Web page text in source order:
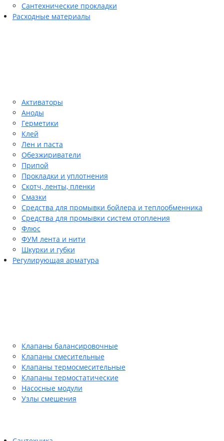
Сантехнические прокладки
Расходные материалы
Активаторы
Аноды
Герметики
Клей
Лен и паста
Обезжириватели
Припой
Прокладки и уплотнения
Скотч, ленты, пленки
Смазки
Средства для промывки бойлера и теплообменника
Средства для промывки систем отопления
Флюс
ФУМ лента и нити
Шкурки и губки
Регулирующая арматура
Клапаны балансировочные
Клапаны смесительные
Клапаны термосмесительные
Клапаны термостатические
Насосные модули
Узлы смешения